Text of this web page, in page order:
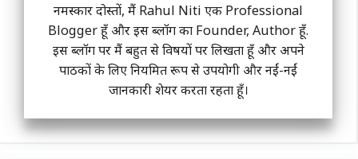
नमस्कार दोस्तों, मैं Rahul Niti एक Professional
Blogger हूँ और इस ब्लॉग का Founder, Author हूँ.
इस ब्लॉग पर मैं बहुत से विषयों पर लिखता हूँ और अपने
पाठकों के लिए नियमित रूप से उपयोगी और नईं-नईं
जानकारी शेयर करता रहता हूँ।